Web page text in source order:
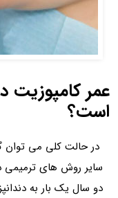
عمر کامپوزیت
است؟
در حالت کلی می توان
سایر روش های ترمیمی
دو سال یک بار به